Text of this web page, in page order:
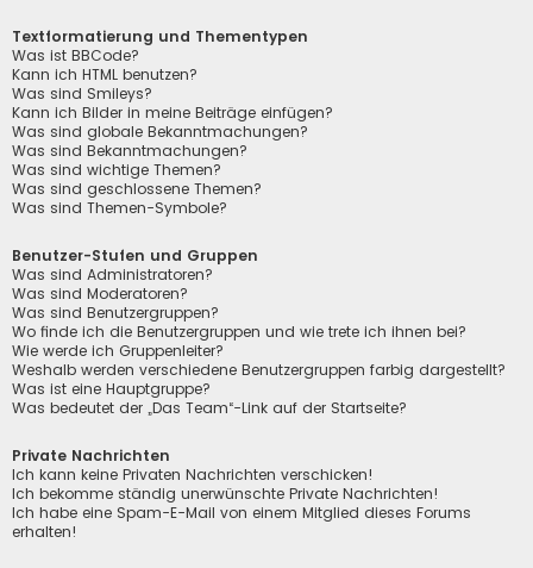
Textformatierung und Thementypen
Was ist BBCode?
Kann ich HTML benutzen?
Was sind Smileys?
Kann ich Bilder in meine Beiträge einfügen?
Was sind globale Bekanntmachungen?
Was sind Bekanntmachungen?
Was sind wichtige Themen?
Was sind geschlossene Themen?
Was sind Themen-Symbole?
Benutzer-Stufen und Gruppen
Was sind Administratoren?
Was sind Moderatoren?
Was sind Benutzergruppen?
Wo finde ich die Benutzergruppen und wie trete ich ihnen bei?
Wie werde ich Gruppenleiter?
Weshalb werden verschiedene Benutzergruppen farbig dargestellt?
Was ist eine Hauptgruppe?
Was bedeutet der „Das Team“-Link auf der Startseite?
Private Nachrichten
Ich kann keine Privaten Nachrichten verschicken!
Ich bekomme ständig unerwünschte Private Nachrichten!
Ich habe eine Spam-E-Mail von einem Mitglied dieses Forums
erhalten!